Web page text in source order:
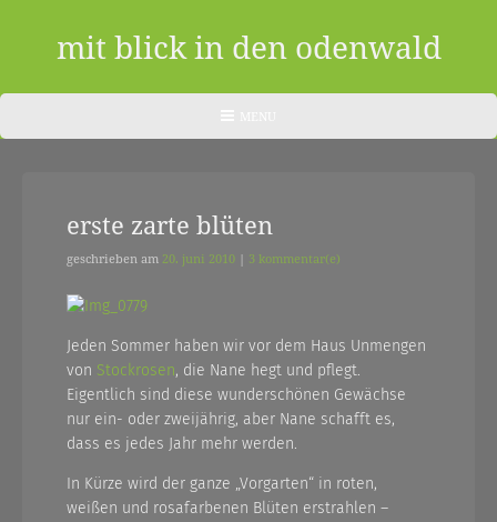
mit blick in den odenwald
blog
dem
odenwald
zwischendurch
nebenher…
erste zarte blüten
geschrieben am 20. juni 2010 | 3 kommentar(e)
Jeden Sommer haben wir vor dem Haus Unmengen
von Stockrosen, die Nane hegt und pflegt.
Eigentlich sind diese wunderschönen Gewächse
nur ein- oder zweijährig, aber Nane schafft es,
dass es jedes Jahr mehr werden.
In Kürze wird der ganze „Vorgarten“ in roten,
weißen und rosafarbenen Blüten erstrahlen –